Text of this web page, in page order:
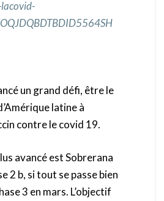
un grand défi, être le
latine à
contre le covid 19.
avancé est Sobrerana
2 b, si tout se passe bien
3 en mars. L’objectif